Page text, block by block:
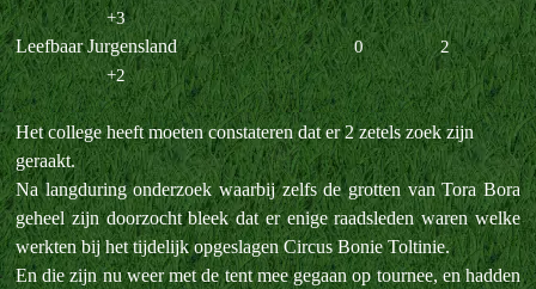
+3
Leefbaar Jurgensland02
+2
Het college heeft moeten constateren dat er 2 zetels zoek zijn
geraakt.
Na langduring onderzoek waarbij zelfs de grotten van Tora Bora
geheel zijn doorzocht bleek dat er enige raadsleden waren welke
werkten bij het tijdelijk opgeslagen Circus Bonie Toltinie.
En die zijn nu weer met de tent mee gegaan op tournee, en hadden